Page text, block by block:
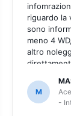
infomrazioni
riguardo la
sono
meno 4 WD,
altro
direttamente
M
Ace
-